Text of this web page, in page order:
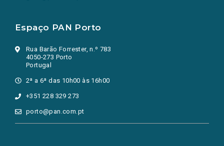
Espaço PAN Porto
Rua Barão Forrester, n.º 783
4050-273 Porto
Portugal
2ª a 6ª das 10h00 às 16h00
+351 228 329 273
porto@pan.com.pt